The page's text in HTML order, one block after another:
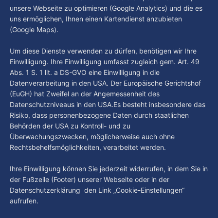
in unserer Stadt an? Fragen, die von Montag bis Freitag LIVE
um 18 Uhr beantwortet werden - auf YouTube und im TV.
Hamburg Der Tag vom 05.08.2026
“Hamburg Der Tag” ist deine Nachrichtensendung bei
Hamburg 1. Was passiert in der Hansestadt? Was
in unserer Stadt an? Fragen, die von Montag bis Freitag LIVE
um 18 Uhr beantwortet werden - auf YouTube und im TV.
By Luca Kimmel 5. Aug. 2026
unsere Webseite zu optimieren (Google Analytics) und die es
uns ermöglichen, Ihnen einen Kartendienst anzubieten
(Google Maps).
Um diese Dienste verwenden zu dürfen, benötigen wir Ihre
Einwilligung. Ihre Einwilligung umfasst zugleich gem. Art. 49
Abs. 1 S. 1 lit. a DS-GVO eine Einwilligung in die
Datenverarbeitung in den USA. Der Europäische Gerichtshof
(EuGH) hat Zweifel an der Angemessenheit des
Datenschutzniveaus in den USA.Es besteht insbesondere das
Risiko, dass personenbezogene Daten durch staatlichen
Behörden der USA zu Kontroll- und zu
Überwachungszwecken, möglicherweise auch ohne
Rechtsbehelfsmöglichkeiten, verarbeitet werden.
Ihre Einwilligung können Sie jederzeit widerrufen, in dem Sie in
der Fußzeile (Footer) unserer Webseite oder in der
Datenschutzerklärung den Link „Cookie-Einstellungen“
aufrufen.